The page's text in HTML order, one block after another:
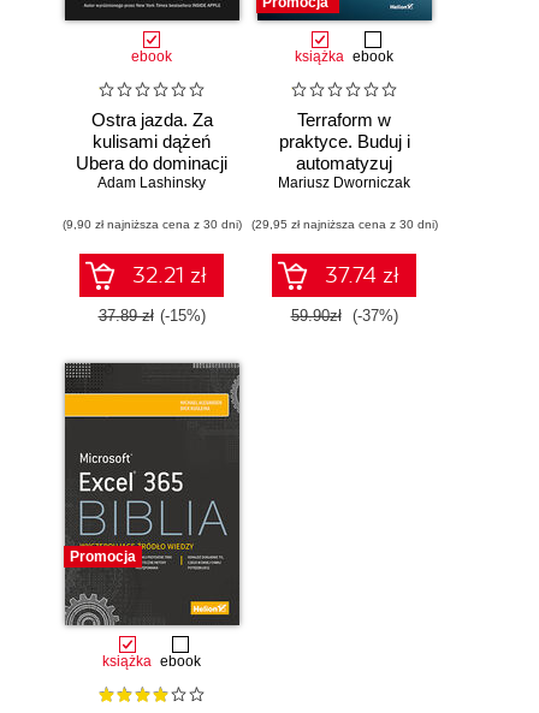
ebook
Ostra jazda. Za
kulisami dążeń
Ubera do dominacji
na świecie
Adam Lashinsky
(9,90 zł najniższa cena z 30 dni)
32.21 zł
37.89 zł (-15%)
książka ebook
Terraform w
praktyce. Buduj i
automatyzuj
infrastrukturę
zarządzaj nią z
wykorzystaniem
Dockera
Mariusz Dworniczak
(29,95 zł najniższa cena z 30 dni)
37.74 zł
59.90zł (-37%)
Promocja
książka ebook